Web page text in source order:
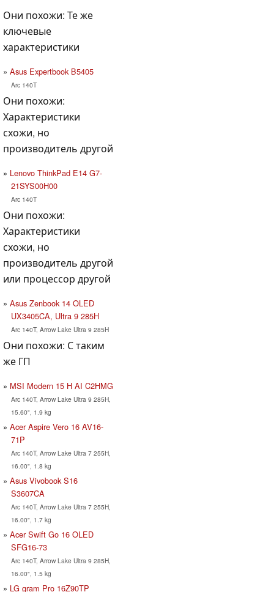
Они похожи: Те же
ключевые
характеристики
Asus Expertbook B5405
Arc 140T
Они похожи:
Характеристики
схожи, но
производитель другой
Lenovo ThinkPad E14 G7-
21SYS00H00
Arc 140T
Они похожи:
Характеристики
схожи, но
производитель другой
или процессор другой
Asus Zenbook 14 OLED
UX3405CA, Ultra 9 285H
Arc 140T, Arrow Lake Ultra 9 285H
Они похожи: С таким
же ГП
MSI Modern 15 H AI C2HMG
Arc 140T, Arrow Lake Ultra 9 285H,
15.60", 1.9 kg
Acer Aspire Vero 16 AV16-
71P
Arc 140T, Arrow Lake Ultra 7 255H,
16.00", 1.8 kg
Asus Vivobook S16
S3607CA
Arc 140T, Arrow Lake Ultra 7 255H,
16.00", 1.7 kg
Acer Swift Go 16 OLED
SFG16-73
Arc 140T, Arrow Lake Ultra 9 285H,
16.00", 1.5 kg
LG gram Pro 16Z90TP